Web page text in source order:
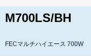
M700LS/BH
FECマルチハイエース 700W